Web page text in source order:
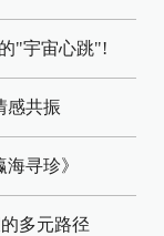
"宇宙心跳"!
感共振
寻珍》
多元路径